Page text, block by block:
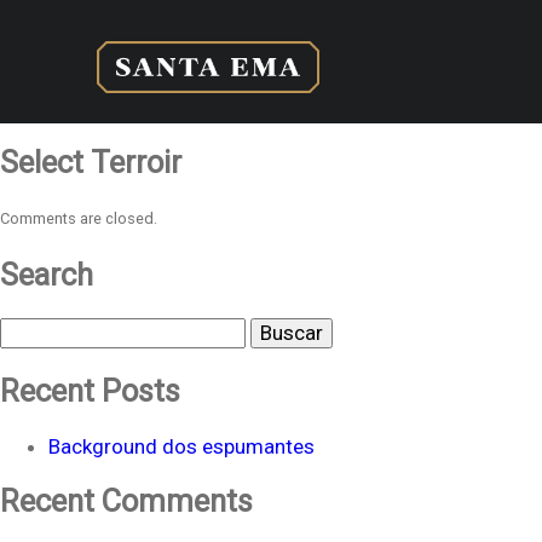
Select Terroir
Comments are closed.
Search
Recent Posts
Background dos espumantes
Recent Comments